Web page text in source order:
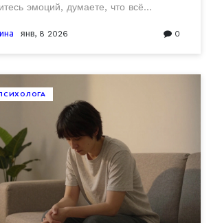
эмоций, думаете, что всё
собой.янв, 8 2026 0